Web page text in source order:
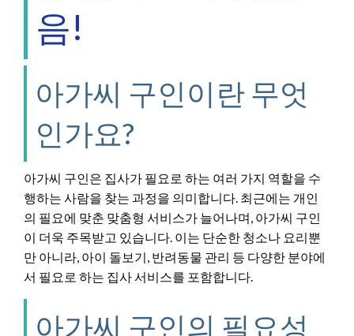
음!
아가씨 구인이란 무엇
인가요?
아가씨 구인은 집사가 필요로 하는 여러 가지 역할을 수
행하는 사람을 찾는 과정을 의미합니다. 최근에는 개인
의 필요에 맞춘 맞춤형 서비스가 늘어나며, 아가씨 구인
이 더욱 주목받고 있습니다. 이는 단순한 청소나 요리뿐
만 아니라, 아이 돌보기, 반려동물 관리 등 다양한 분야에
서 필요로 하는 집사 서비스를 포함합니다.
아가씨 구인의 필요성